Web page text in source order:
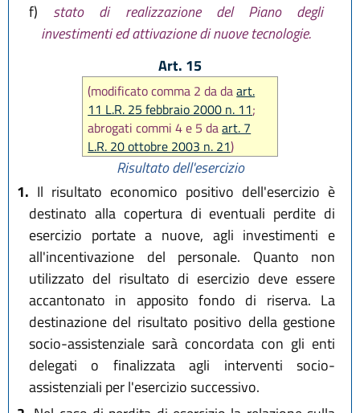
f)
stato di realizzazione del Piano degli
investimenti ed attivazione di nuove tecnologie.
Art. 15
(modificato comma 2 da daart.
11 L.R. 25 febbraio 2000 n. 11;
abrogati commi 4 e 5 daart. 7
L.R. 20 ottobre 2003 n. 21)
Risultato dell'esercizio
1. Il risultato economico positivo dell'esercizio è
destinato alla copertura di eventuali perdite di
esercizio portate a nuove, agli investimenti e
all'incentivazione del personale. Quanto non
utilizzato del risultato di esercizio deve essere
accantonato in apposito fondo di riserva. La
destinazione del risultato positivo della gestione
socio-assistenziale sarà concordata con gli enti
delegati o finalizzata agli interventi socio-
assistenziali per l'esercizio successivo.